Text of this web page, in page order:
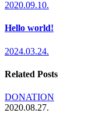
2020.09.10.
Hello world!
2024.03.24.
Related Posts
DONATION
2020.08.27.